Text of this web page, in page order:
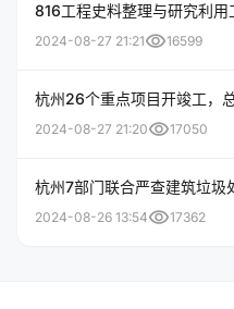
816工程史料整理与研究利用
2024-08-27 21:21visibility16599
杭州26个重点项目开竣工，
2024-08-27 21:20visibility17050
杭州7部门联合严查建筑垃圾
2024-08-26 13:54visibility17362